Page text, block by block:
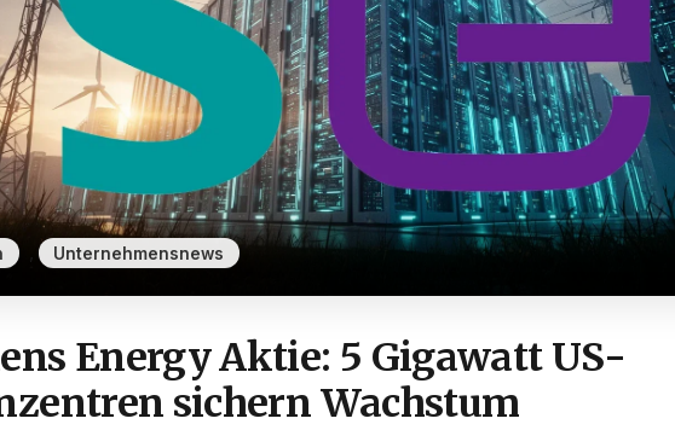
, Unternehmensnews
Energy Aktie: 5 Gigawatt US-
sichern Wachstum